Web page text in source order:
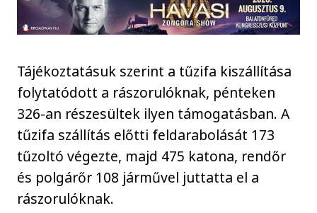
Tájékoztatásuk szerint a tűzifa kiszállítása
folytatódott a rászorulóknak, pénteken
326-an részesültek ilyen támogatásban. A
tűzifa szállítás előtti feldarabolását 173
tűzoltó végezte, majd 475 katona, rendőr
és polgárőr 108 járművel juttatta el a
rászorulóknak.